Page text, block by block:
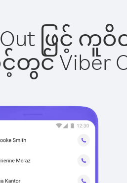
Out ဖြင့်
တွင် Viber